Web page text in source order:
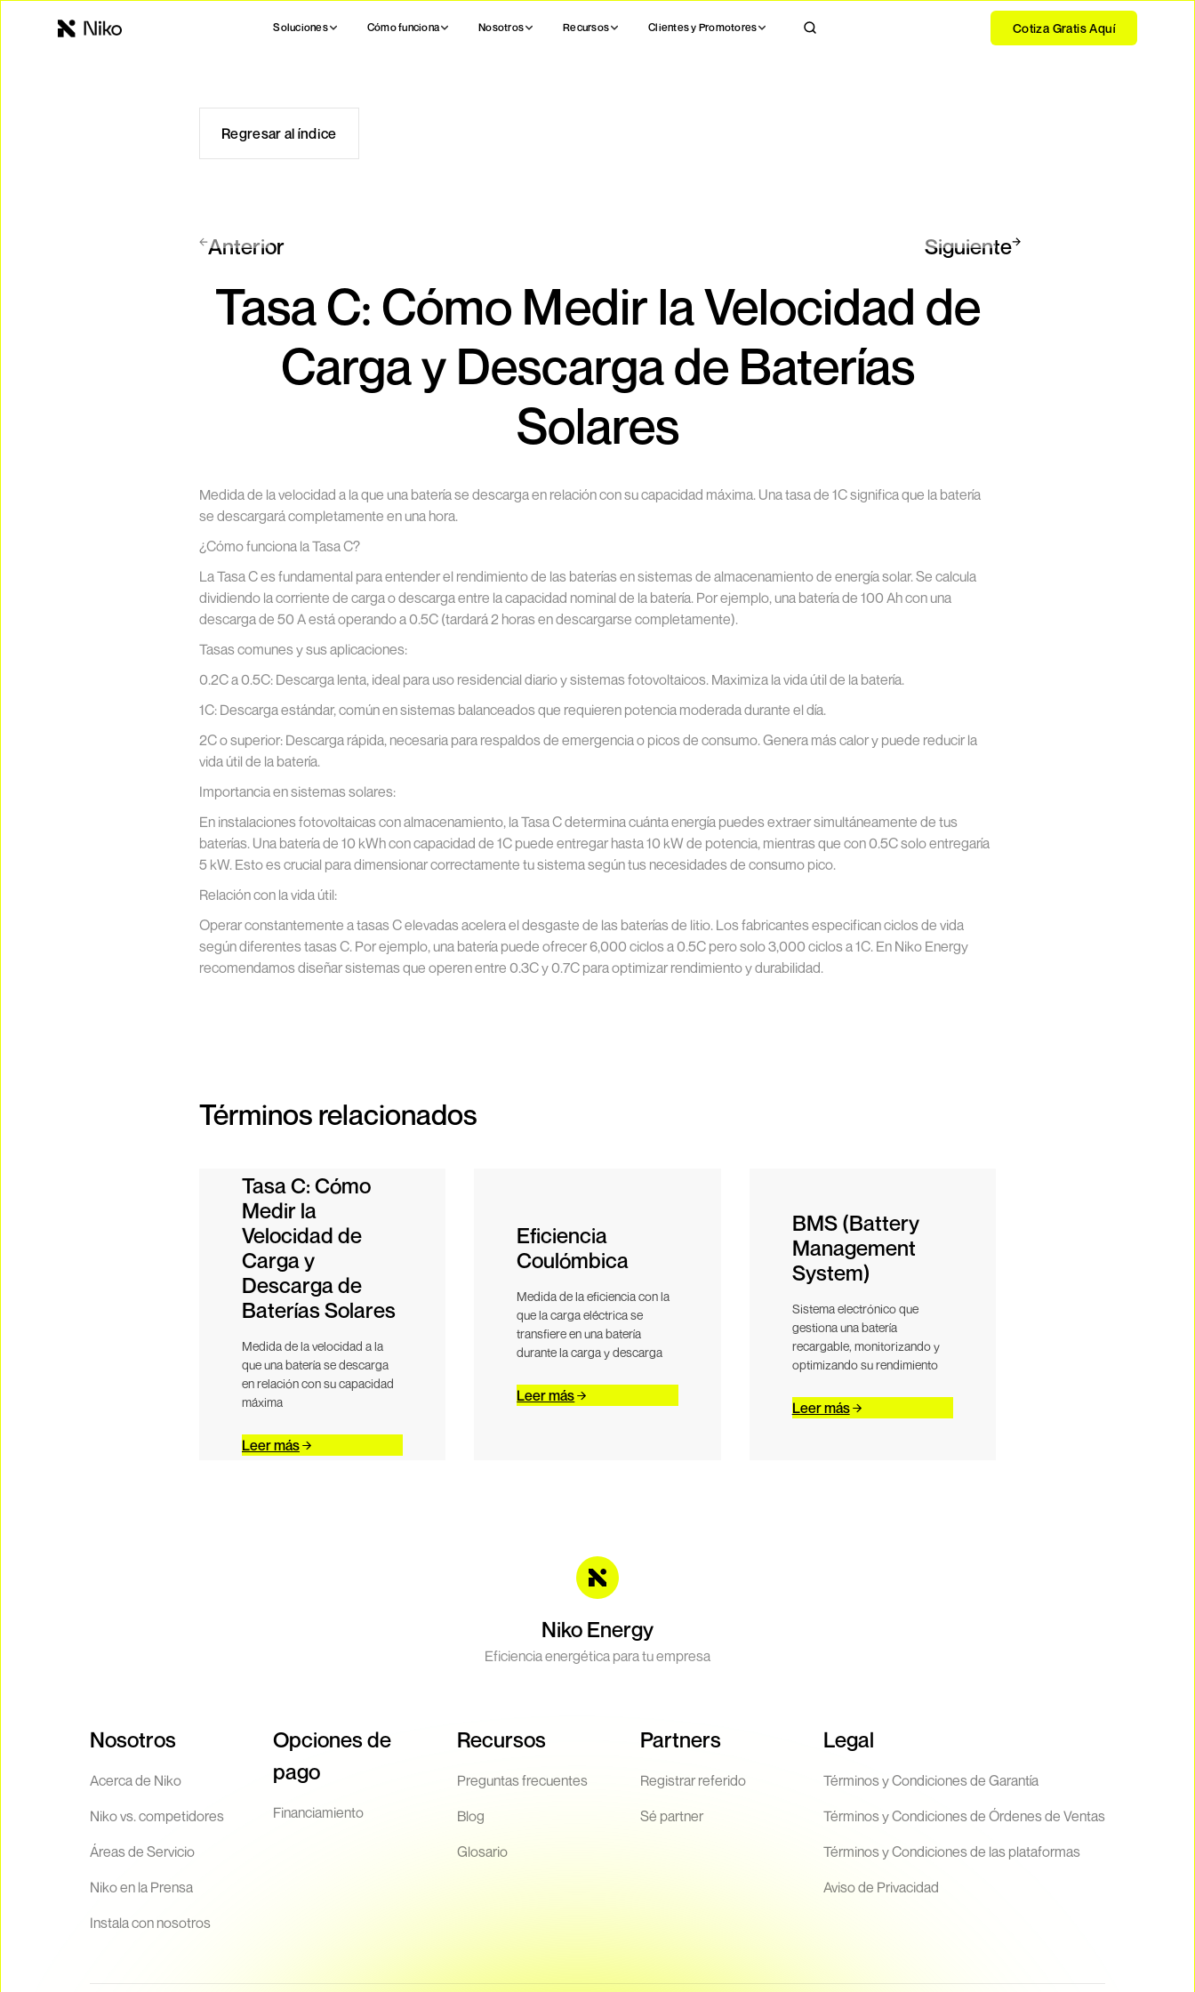
Soluciones Cómo funciona Nosotros Recursos Clientes y Promotores Cotiza Gratis Aquí
Regresar al índice
Anterior Siguiente
Tasa C: Cómo Medir la Velocidad de
Carga y Descarga de Baterías
Solares
Medida de la velocidad a la que una batería se descarga en relación con su capacidad máxima. Una tasa de 1C significa que la batería
se descargará completamente en una hora.
¿Cómo funciona la Tasa C?
La Tasa C es fundamental para entender el rendimiento de las baterías en sistemas de almacenamiento de energía solar. Se calcula
dividiendo la corriente de carga o descarga entre la capacidad nominal de la batería. Por ejemplo, una batería de 100 Ah con una
descarga de 50 A está operando a 0.5C (tardará 2 horas en descargarse completamente).
Tasas comunes y sus aplicaciones:
0.2C a 0.5C: Descarga lenta, ideal para uso residencial diario y sistemas fotovoltaicos. Maximiza la vida útil de la batería.
1C: Descarga estándar, común en sistemas balanceados que requieren potencia moderada durante el día.
2C o superior: Descarga rápida, necesaria para respaldos de emergencia o picos de consumo. Genera más calor y puede reducir la
vida útil de la batería.
Importancia en sistemas solares:
En instalaciones fotovoltaicas con almacenamiento, la Tasa C determina cuánta energía puedes extraer simultáneamente de tus
baterías. Una batería de 10 kWh con capacidad de 1C puede entregar hasta 10 kW de potencia, mientras que con 0.5C solo entregaría
5 kW. Esto es crucial para dimensionar correctamente tu sistema según tus necesidades de consumo pico.
Relación con la vida útil:
Operar constantemente a tasas C elevadas acelera el desgaste de las baterías de litio. Los fabricantes especifican ciclos de vida
según diferentes tasas C. Por ejemplo, una batería puede ofrecer 6,000 ciclos a 0.5C pero solo 3,000 ciclos a 1C. En Niko Energy
recomendamos diseñar sistemas que operen entre 0.3C y 0.7C para optimizar rendimiento y durabilidad.
Términos relacionados
Tasa C: Cómo
Medir la
Velocidad de
Carga y
Descarga de
Baterías Solares
Medida de la velocidad a la
que una batería se descarga
en relación con su capacidad
máxima
Leer más
Eficiencia
Coulómbica
Medida de la eficiencia con la
que la carga eléctrica se
transfiere en una batería
durante la carga y descarga
Leer más
BMS (Battery
Management
System)
Sistema electrónico que
gestiona una batería
recargable, monitorizando y
optimizando su rendimiento
Leer más
Niko Energy
Eficiencia energética para tu empresa
Nosotros
Acerca de Niko
Niko vs. competidores
Áreas de Servicio
Niko en la Prensa
Instala con nosotros
Opciones de
pago
Financiamiento
Recursos
Preguntas frecuentes
Blog
Glosario
Partners
Registrar referido
Sé partner
Legal
Términos y Condiciones de Garantía
Términos y Condiciones de Órdenes de Ventas
Términos y Condiciones de las plataformas
Aviso de Privacidad